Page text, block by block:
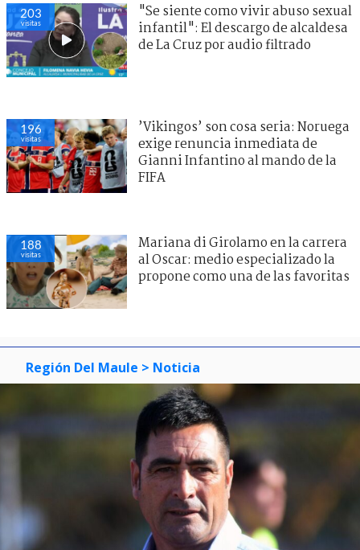
203
visitas
"Se siente como vivir abuso sexual
infantil": El descargo de alcaldesa
de La Cruz por audio filtrado
196
visitas
’Vikingos’ son cosa seria: Noruega
exige renuncia inmediata de
Gianni Infantino al mando de la
FIFA
188
visitas
Mariana di Girolamo en la carrera
al Oscar: medio especializado la
propone como una de las favoritas
Región Del Maule > Noticia